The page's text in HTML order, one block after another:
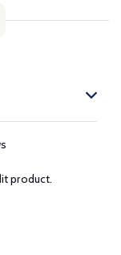
product.